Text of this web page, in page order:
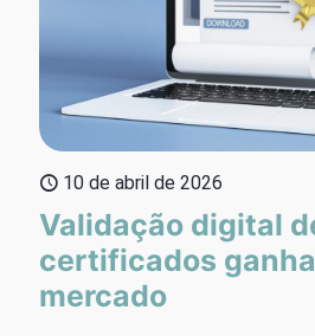
10 de abril de 2026
Validação digital
certificados
mercado